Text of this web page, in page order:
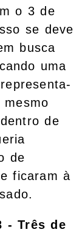
o 3 de
se deve
busca
uma
de
de
ficaram à
- Três de